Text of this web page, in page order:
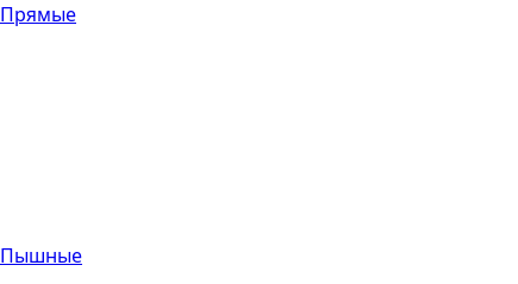
Прямые
Пышные